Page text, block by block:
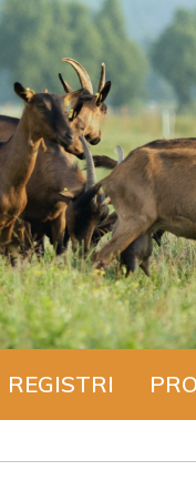
REGISTRI